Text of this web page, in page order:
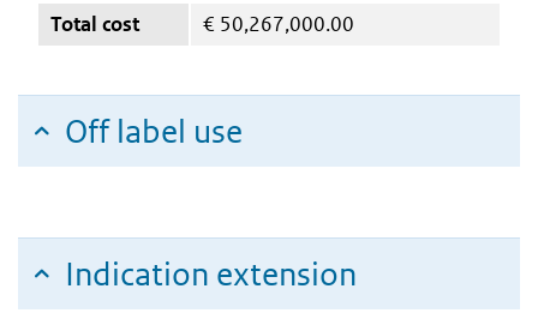
Total cost € 50,267,000.00
Off label use
Indication extension